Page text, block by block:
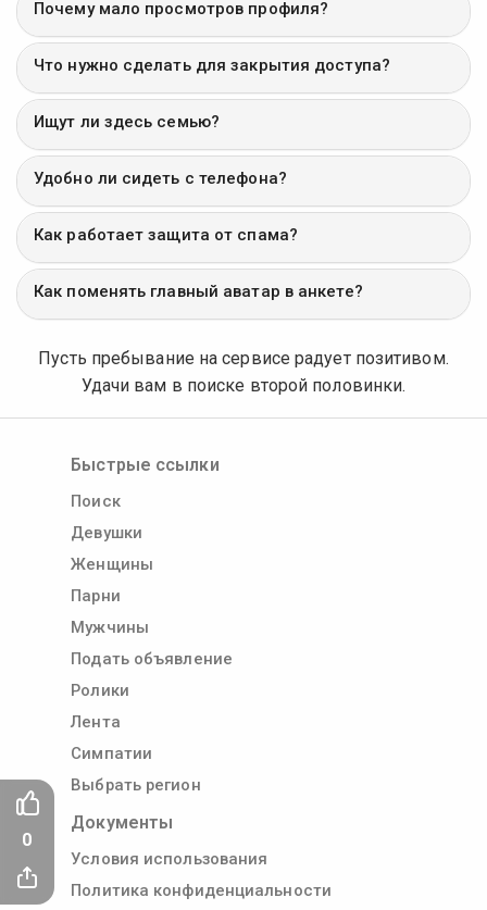
Почему мало просмотров профиля?
Что нужно сделать для закрытия доступа?
Ищут ли здесь семью?
Удобно ли сидеть с телефона?
Как работает защита от спама?
Как поменять главный аватар в анкете?
Пусть пребывание на сервисе радует позитивом.
Удачи вам в поиске второй половинки.
Быстрые ссылки
Поиск
Девушки
Женщины
Парни
Мужчины
Подать объявление
Ролики
Лента
Симпатии
Выбрать регион
Документы
Условия использования
Политика конфиденциальности
0